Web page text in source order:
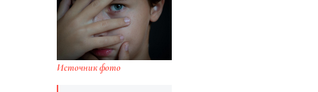
Источник фото